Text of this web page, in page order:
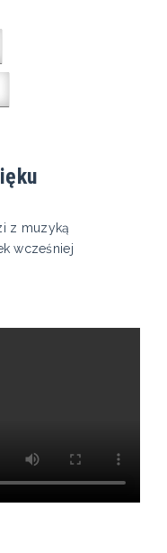
z muzyką
wcześniej